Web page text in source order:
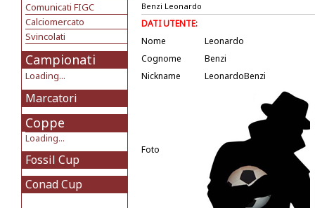
Comunicati FIGC
Calciomercato
Svincolati
Campionati
Loading...
Marcatori
Coppe
Loading...
Fossil Cup
Conad Cup
Benzi Leonardo
DATI UTENTE:
Nome
Leonardo
Cognome
Benzi
Nickname
LeonardoBenzi
Foto